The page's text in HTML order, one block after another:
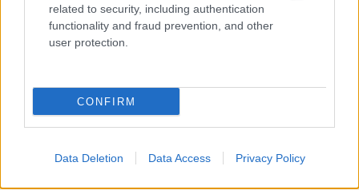
related to security, including authentication
functionality and fraud prevention, and other
user protection.
CONFIRM
Data Deletion Data Access Privacy Policy